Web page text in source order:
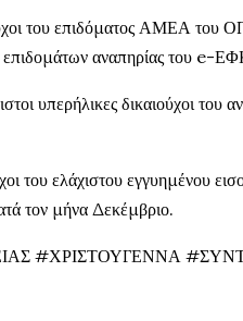
του επιδόματος ΑΜΕΑ του
επιδομάτων αναπηρίας του e-
υπερήλικες δικαιούχοι του
του ελάχιστου εγγυημένου
τον μήνα Δεκέμβριο.
#ΧΡΙΣΤΟΥΓΕΝΝΑ